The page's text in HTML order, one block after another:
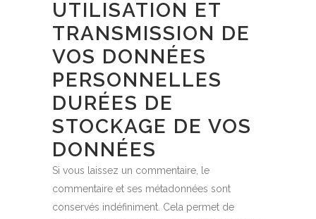
UTILISATION ET
TRANSMISSION DE
VOS DONNÉES
PERSONNELLES
DURÉES DE
STOCKAGE DE VOS
DONNÉES
Si vous laissez un commentaire, le
commentaire et ses métadonnées sont
conservés indéfiniment. Cela permet de